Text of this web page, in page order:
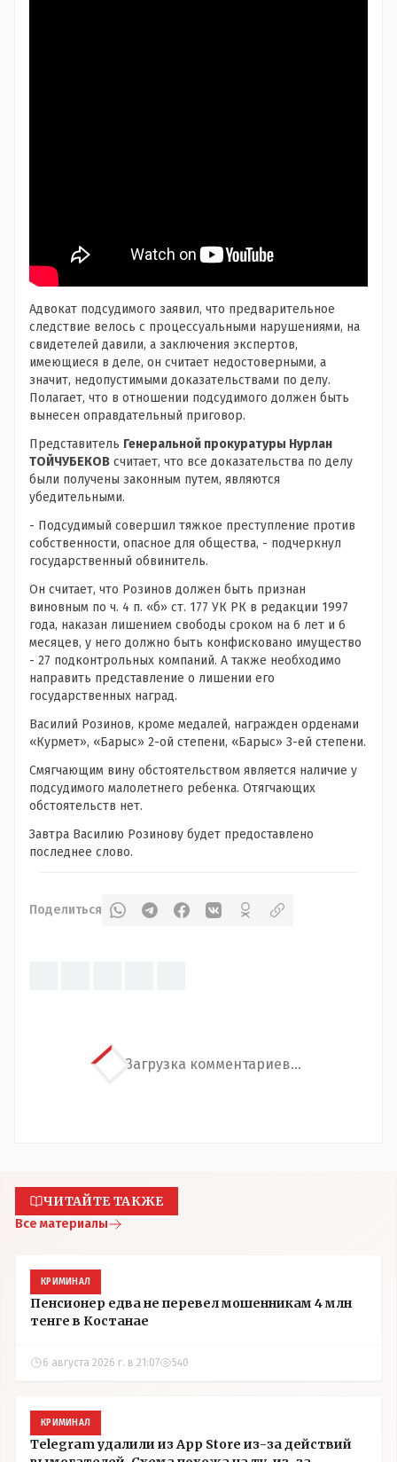
Адвокат подсудимого заявил, что предварительное
следствие велось с процессуальными нарушениями, на
свидетелей давили, а заключения экспертов,
имеющиеся в деле, он считает недостоверными, а
значит, недопустимыми доказательствами по делу.
Полагает, что в отношении подсудимого должен быть
вынесен оправдательный приговор.
Представитель Генеральной прокуратуры Нурлан
ТОЙЧУБЕКОВ считает, что все доказательства по делу
были получены законным путем, являются
убедительными.
- Подсудимый совершил тяжкое преступление против
собственности, опасное для общества, - подчеркнул
государственный обвинитель.
Он считает, что Розинов должен быть признан
виновным по ч. 4 п. «б» ст. 177 УК РК в редакции 1997
года, наказан лишением свободы сроком на 6 лет и 6
месяцев, у него должно быть конфисковано имущество
- 27 подконтрольных компаний. А также необходимо
направить представление о лишении его
государственных наград.
Василий Розинов, кроме медалей, награжден орденами
«Курмет», «Барыс» 2-ой степени, «Барыс» 3-ей степени.
Смягчающим вину обстоятельством является наличие у
подсудимого малолетнего ребенка. Отягчающих
обстоятельств нет.
Завтра Василию Розинову будет предоставлено
последнее слово.
Поделиться
Загрузка комментариев...
ЧИТАЙТЕ ТАКЖЕ
Все материалы
КРИМИНАЛ
Пенсионер едва не перевел мошенникам 4 млн
тенге в Костанае
6 августа 2026 г. в 21:07 540
КРИМИНАЛ
Telegram удалили из App Store из-за действий